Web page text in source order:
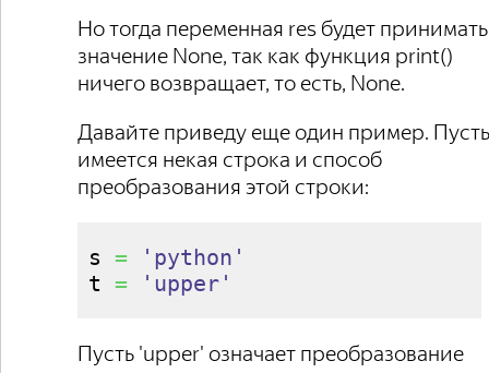
Но тогда переменная res будет принимать
значение None, так как функция print()
ничего возвращает, то есть, None.
Давайте приведу еще один пример. Пусть
имеется некая строка и способ
преобразования этой строки:
s =
'python'
t = 'upper'
Пусть 'upper' означает преобразование